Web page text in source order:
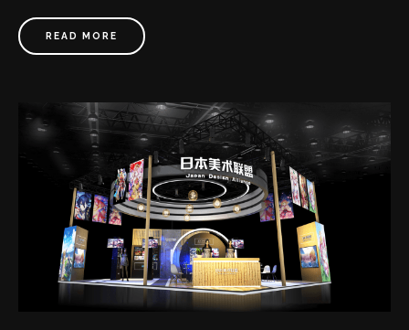
READ MORE